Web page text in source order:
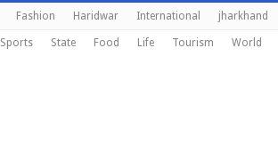
Fashion Haridwar International jharkhand
Sports State Food Life Tourism World